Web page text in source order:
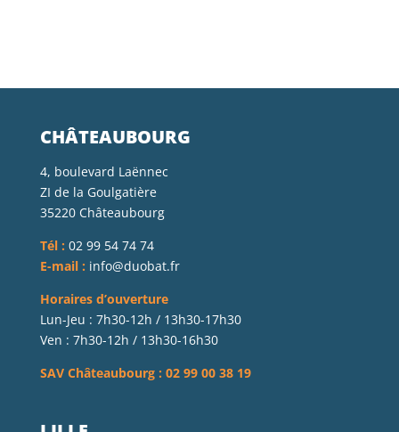
CHÂTEAUBOURG
4, boulevard Laënnec
ZI de la Goulgatière
35220 Châteaubourg
Tél : 02 99 54 74 74
E-mail : info@duobat.fr
Horaires d’ouverture
Lun-Jeu : 7h30-12h / 13h30-17h30
Ven : 7h30-12h / 13h30-16h30
SAV Châteaubourg : 02 99 00 38 19